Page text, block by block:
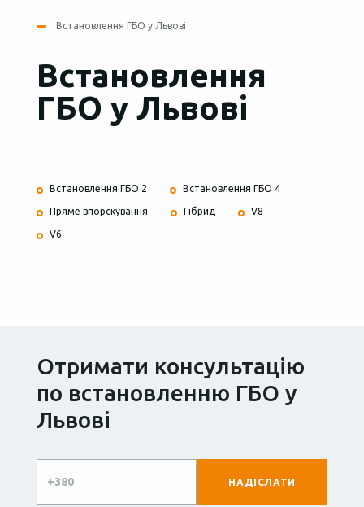
Встановлення ГБО у Львові
Встановлення
ГБО у Львові
Встановлення ГБО 2 Встановлення ГБО 4
Пряме впорскування Гібрид V8
V6
Отримати консультацію
по встановленню ГБО у
Львові